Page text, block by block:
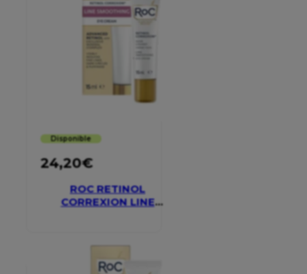
Disponible
24,20€
ROC RETINOL
CORREXION LINE